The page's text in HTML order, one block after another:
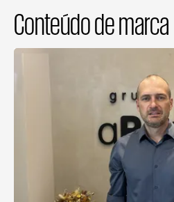
Conteúdo de marca